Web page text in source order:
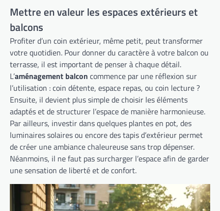
Mettre en valeur les espaces extérieurs et
balcons
Profiter d’un coin extérieur, même petit, peut transformer
votre quotidien. Pour donner du caractère à votre balcon ou
terrasse, il est important de penser à chaque détail.
L’aménagement balcon commence par une réflexion sur
l’utilisation : coin détente, espace repas, ou coin lecture ?
Ensuite, il devient plus simple de choisir les éléments
adaptés et de structurer l’espace de manière harmonieuse.
Par ailleurs, investir dans quelques plantes en pot, des
luminaires solaires ou encore des tapis d’extérieur permet
de créer une ambiance chaleureuse sans trop dépenser.
Néanmoins, il ne faut pas surcharger l’espace afin de garder
une sensation de liberté et de confort.